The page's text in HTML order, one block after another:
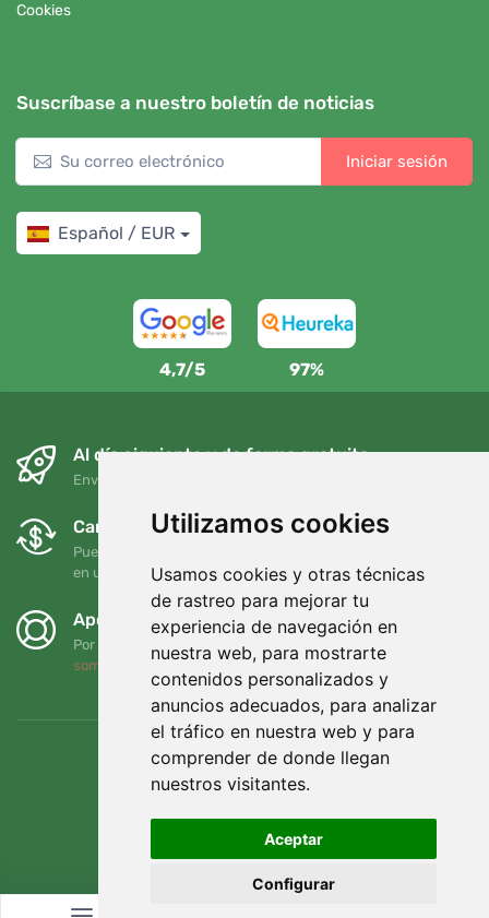
Utilizamos cookies
Usamos cookies y otras técnicas
de rastreo para mejorar tu
experiencia de navegación en
nuestra web, para mostrarte
contenidos personalizados y
anuncios adecuados, para analizar
el tráfico en nuestra web y para
comprender de donde llegan
nuestros visitantes.
Aceptar
Configurar
Cookies
Suscríbase a nuestro boletín de noticias
Iniciar sesión
Español / EUR
4,7/5 97%
Al día siguiente y de forma gratuita
Envío gratuito para pedidos superiores a 95 EUR
Cambios y devoluciones gratuitos
Puede devolver o cambiar su pedido en cualquier momento
en un plazo de 90 días
Apoyamos a Trees.org
Por cada pedido plantamos un árbol. Leer más
somos